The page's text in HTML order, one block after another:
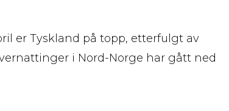
er Tyskland på topp, etterfulgt av
i Nord-Norge har gått ned